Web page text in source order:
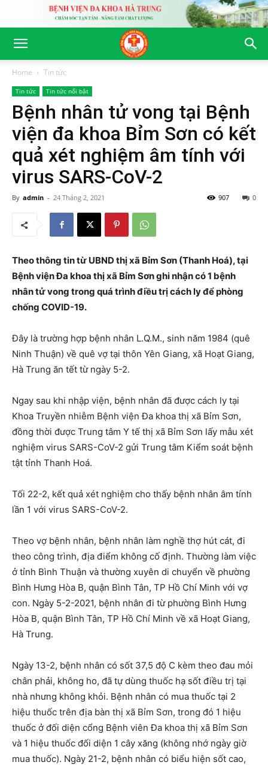
Home Tin tức
Tin tức Tin tức nổi bật
Bệnh nhân tử vong tại Bệnh
viện đa khoa Bỉm Sơn có kết
quả xét nghiệm âm tính với
virus SARS-CoV-2
By admin - 24 Tháng 2, 2021 0
907
Theo thông tin từ UBND thị xã Bỉm Sơn (Thanh Hoá), tại
Bệnh viện Đa khoa thị xã Bỉm Sơn ghi nhận có 1 bệnh
nhân tử vong trong quá trình điều trị cách ly để phòng
chống COVID-19.
Đây là trường hợp bệnh nhân L.Q.M., sinh năm 1984 (quê
Ninh Thuận) về quê vợ tại thôn Yên Giang, xã Hoạt Giang,
Hà Trung ăn tết từ ngày 5-2.
Ngay sau khi nhập viện, bệnh nhân đã được cách ly tại
Khoa Truyền nhiễm Bệnh viện Đa khoa thị xã Bỉm Sơn,
đồng thời được Trung tâm Y tế thị xã Bỉm Sơn lấy mẫu xét
nghiệm virus SARS-CoV-2 gửi Trung tâm Kiểm soát bệnh
tật tỉnh Thanh Hoá.
Tối 22-2, kết quả xét nghiệm cho thấy bệnh nhân âm tính
lần 1 với virus SARS-CoV-2.
Theo vợ bệnh nhân, bệnh nhân làm nghề thợ hút cát, đi
theo công trình, địa điểm không cố định. Thường làm việc
ở tỉnh Bình Thuận và thường xuyên di chuyển về phường
Bình Hưng Hòa B, quận Bình Tân, TP Hồ Chí Minh với vợ
con. Ngày 5-2-2021, bệnh nhân đi từ phường Bình Hưng
Hòa B, quận Bình Tân, TP Hồ Chí Minh về xã Hoạt Giang,
Hà Trung.
Ngày 13-2, bệnh nhân có sốt 37,5 độ C kèm theo đau mỏi
chân phải, không ho, đã tự dùng thuốc hạ sốt điều trị tại
nhà nhưng không khỏi. Bệnh nhân có mua thuốc tại 2
hiệu thuốc trên địa bàn thị xã Bỉm Sơn, trong đó 1 hiệu
thuốc ở đối diện cổng Bệnh viên Đa khoa thị xã Bỉm Sơn
và 1 hiệu thuốc đối diện 1 cây xăng (không nhớ ngày giờ
mua thuốc). Ngày 21-2, bệnh nhân có biểu hiện sốt cao,